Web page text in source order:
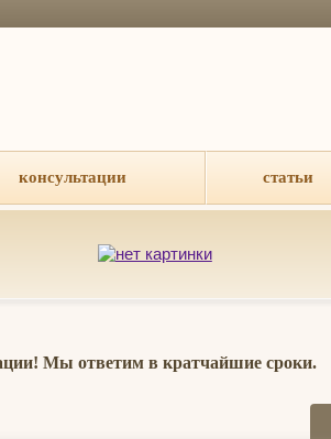
консультации статьи
Мы ответим в кратчайшие сроки.